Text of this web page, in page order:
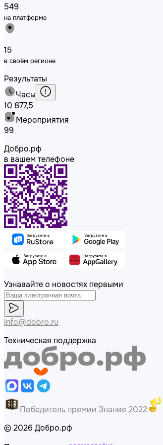
549
на платформе
15
в своём регионе
Результаты
Часы
10 877,5
Мероприятия
99
Добро.рф
в вашем телефоне
Узнавайте о новостях первыми
info@dobro.ru
Техническая поддержка
Победитель премии Знание 2022
© 2026 Добро.рф